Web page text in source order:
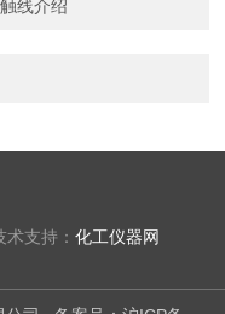
线介绍
术支持：化工仪器网